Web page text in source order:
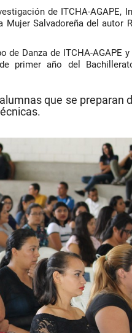
de ITCHA-AGAPE,
Salvadoreña del autor
Danza de ITCHA-AGAPE
primer año del
que se preparan